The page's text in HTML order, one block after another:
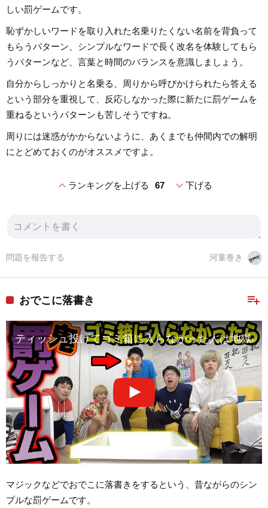
しい罰ゲームです。
恥ずかしいワードを取り入れた名乗りたくない名前を背負って
もらうパターン、シンプルなワードで長く改名を体験してもら
うパターンなど、言葉と時間のバランスを意識しましょう。
自分からしっかりと名乗る、周りから呼びかけられたら答える
という部分を重視して、反応しなかった際に新たに罰ゲームを
重ねるというパターンも苦しそうですね。
周りには迷惑がかからないように、あくまでも仲間内での解明
にとどめておくのがオススメですよ。
expand_lessランキングを上げる 67 expand_more下げる
河童巻き
問題を報告する
playlist_add
おでこに落書き
ティッシュ投げてゴミ箱に入らなかった人は地獄の
マジックなどでおでこに落書きをするという、昔ながらのシン
プルな罰ゲームです。